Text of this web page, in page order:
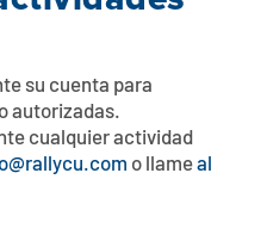
su cuenta para
autorizadas.
cualquier actividad
o llameal